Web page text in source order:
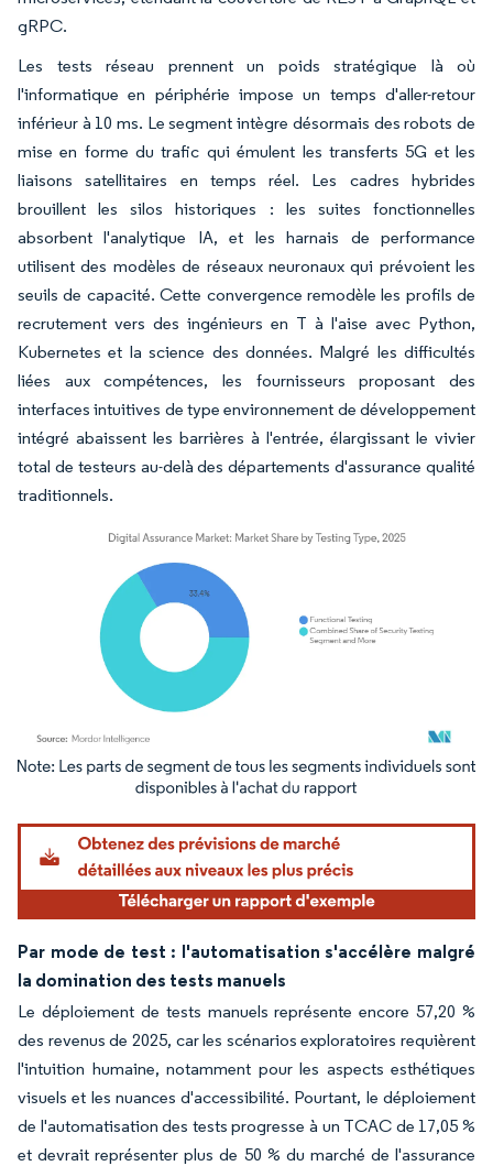
gRPC.
Les tests réseau prennent un poids stratégique là où
l'informatique en périphérie impose un temps d'aller-retour
inférieur à 10 ms. Le segment intègre désormais des robots de
mise en forme du trafic qui émulent les transferts 5G et les
liaisons satellitaires en temps réel. Les cadres hybrides
brouillent les silos historiques : les suites fonctionnelles
absorbent l'analytique IA, et les harnais de performance
utilisent des modèles de réseaux neuronaux qui prévoient les
seuils de capacité. Cette convergence remodèle les profils de
recrutement vers des ingénieurs en T à l'aise avec Python,
Kubernetes et la science des données. Malgré les difficultés
liées aux compétences, les fournisseurs proposant des
interfaces intuitives de type environnement de développement
intégré abaissent les barrières à l'entrée, élargissant le vivier
total de testeurs au-delà des départements d'assurance qualité
traditionnels.
Image © Mordor Intelligence. La réutilisation nécessite une attribution sous CC BY
Par mode de test : l'automatisation s'accélère malgré
la domination des tests manuels
Le déploiement de tests manuels représente encore 57,20 %
des revenus de 2025, car les scénarios exploratoires requièrent
l'intuition humaine, notamment pour les aspects esthétiques
visuels et les nuances d'accessibilité. Pourtant, le déploiement
de l'automatisation des tests progresse à un TCAC de 17,05 %
et devrait représenter plus de 50 % du marché de l'assurance